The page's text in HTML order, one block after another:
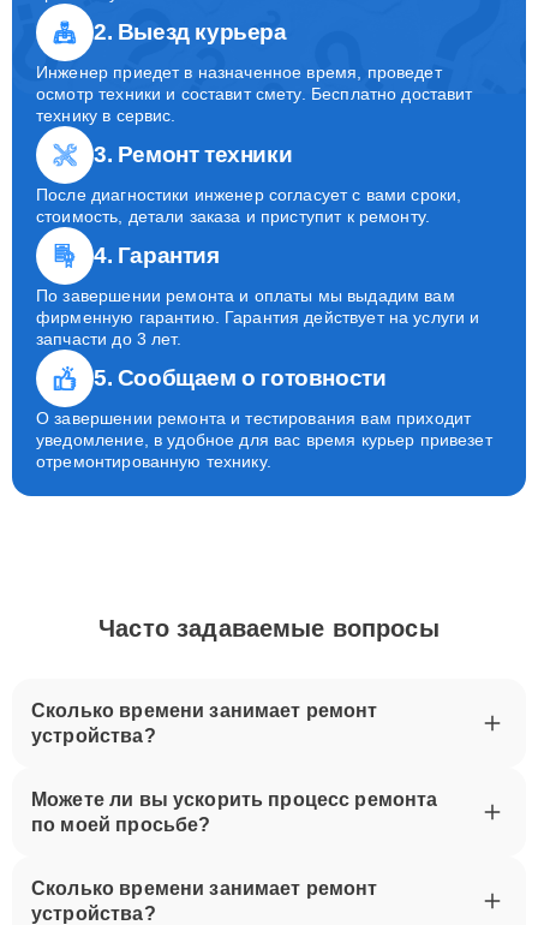
2. Выезд курьера
Инженер приедет в назначенное время, проведет
осмотр техники и составит смету. Бесплатно доставит
технику в сервис.
3. Ремонт техники
После диагностики инженер согласует с вами сроки,
стоимость, детали заказа и приступит к ремонту.
4. Гарантия
По завершении ремонта и оплаты мы выдадим вам
фирменную гарантию. Гарантия действует на услуги и
запчасти до 3 лет.
5. Сообщаем о готовности
О завершении ремонта и тестирования вам приходит
уведомление, в удобное для вас время курьер привезет
отремонтированную технику.
Часто задаваемые вопросы
Сколько времени занимает ремонт
устройства?
Можете ли вы ускорить процесс ремонта
по моей просьбе?
Сколько времени занимает ремонт
устройства?